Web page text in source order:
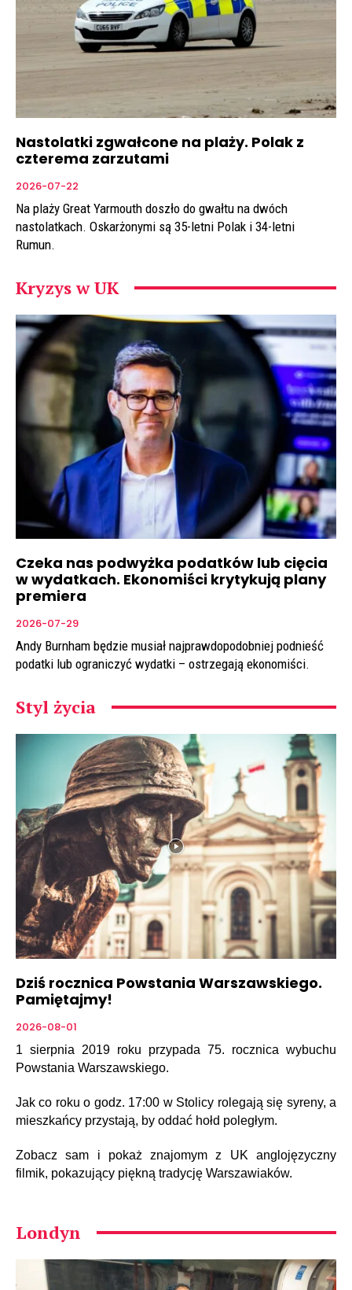
Nastolatki zgwałcone na plaży. Polak z
czterema zarzutami
2026-07-22
Na plaży Great Yarmouth doszło do gwałtu na dwóch
nastolatkach. Oskarżonymi są 35-letni Polak i 34-letni
Rumun.
Kryzys w UK
Czeka nas podwyżka podatków lub cięcia
w wydatkach. Ekonomiści krytykują plany
premiera
2026-07-29
Andy Burnham będzie musiał najprawdopodobniej podnieść
podatki lub ograniczyć wydatki – ostrzegają ekonomiści.
Styl życia
Dziś rocznica Powstania Warszawskiego.
Pamiętajmy!
2026-08-01
1 sierpnia 2019 roku przypada 75. rocznica wybuchu
Powstania Warszawskiego.
Jak co roku o godz. 17:00 w Stolicy rolegają się syreny, a
mieszkańcy przystają, by oddać hołd poległym.
Zobacz sam i pokaż znajomym z UK anglojęzyczny
filmik, pokazujący piękną tradycję Warszawiaków.
Londyn